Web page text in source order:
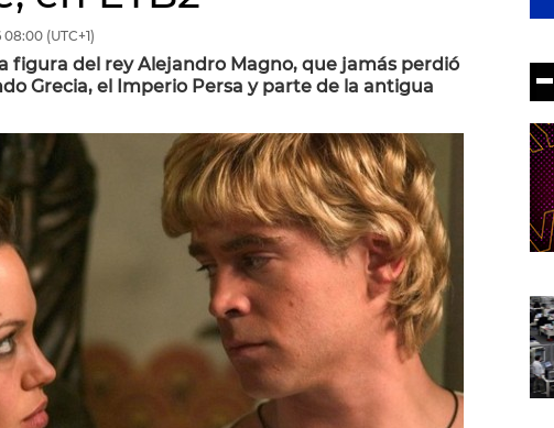
08:00 (UTC+1)
figura del rey Alejandro Magno, que jamás perdió
Grecia, el Imperio Persa y parte de la antigua